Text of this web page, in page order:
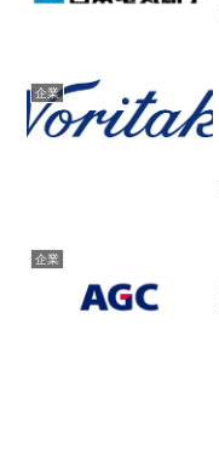
企業
企業